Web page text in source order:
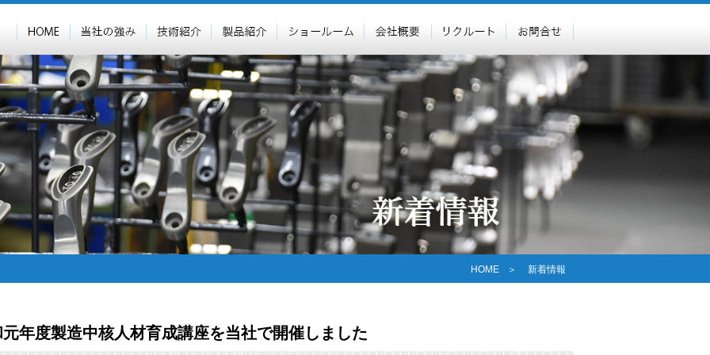
HOME ＞ 新着情報
年度製造中核人材育成講座を当社で開催しました